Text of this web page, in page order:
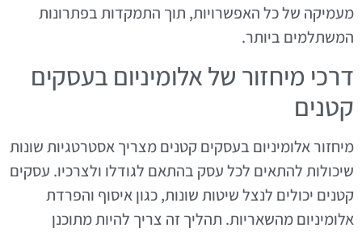
מעמיקה של כל האפשרויות, תוך התמקדות בפתרונות
המשתלמים ביותר.
דרכי מיחזור של אלומיניום בעסקים
קטנים
מיחזור אלומיניום בעסקים קטנים מצריך אסטרטגיות שונות
שיכולות להתאים לכל עסק בהתאם לגודלו ולצרכיו. עסקים
קטנים יכולים לנצל שיטות שונות, כגון איסוף והפרדת
אלומיניום מהשאריות. תהליך זה צריך להיות מתוכנן